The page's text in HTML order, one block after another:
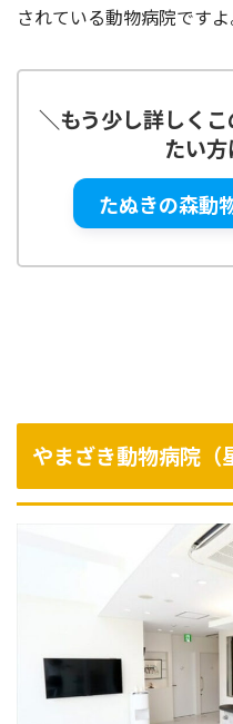
されている動物病院ですよ
＼もう少し詳しく
たい
たぬきの森動
やまざき動物病院（